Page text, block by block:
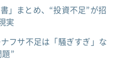
」まとめ、“投資不足”が招
実
フサ不足は「騒ぎすぎ」な
”